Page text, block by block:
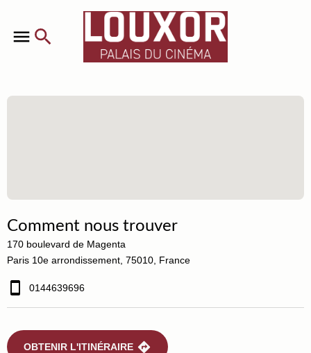
Comment nous trouver
170 boulevard de Magenta
Paris 10e arrondissement, 75010, France
0144639696
OBTENIR L'ITINÉRAIRE